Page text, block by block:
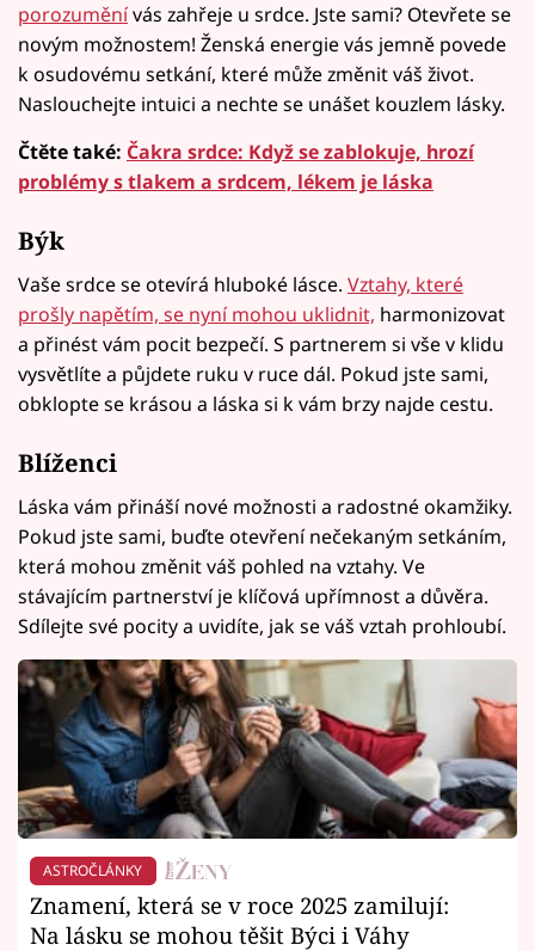
porozuměnívás zahřeje u srdce. Jste sami? Otevřete se
novým možnostem! Ženská energie vás jemně povede
k osudovému setkání, které může změnit váš život.
Naslouchejte intuici a nechte se unášet kouzlem lásky.
Čtěte také: Čakra srdce: Když se zablokuje, hrozí
problémy s tlakem a srdcem, lékem je láska
Býk
Vaše srdce se otevírá hluboké lásce. Vztahy, které
prošly napětím, se nyní mohou uklidnit, harmonizovat
a přinést vám pocit bezpečí. S partnerem si vše v klidu
vysvětlíte a půjdete ruku v ruce dál. Pokud jste sami,
obklopte se krásou a láska si k vám brzy najde cestu.
Blíženci
Láska vám přináší nové možnosti a radostné okamžiky.
Pokud jste sami, buďte otevření nečekaným setkáním,
která mohou změnit váš pohled na vztahy. Ve
stávajícím partnerství je klíčová upřímnost a důvěra.
Sdílejte své pocity a uvidíte, jak se váš vztah prohloubí.
ASTROČLÁNKY
Znamení, která se v roce 2025 zamilují:
Na lásku se mohou těšit Býci i Váhy